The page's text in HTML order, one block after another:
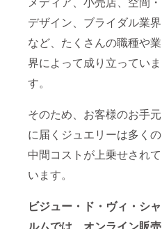
デザイン、ブライダル業界
など、たくさんの職種や業
界によって成り立っていま
す。
そのため、お客様のお手元
に届くジュエリーは多くの
中間コストが上乗せされて
います。
ビジュー・ド・ヴィ・シャ